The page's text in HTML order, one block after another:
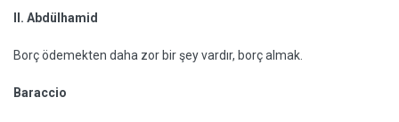
II. Abdülhamid
Borç ödemekten daha zor bir şey vardır, borç almak.
Baraccio